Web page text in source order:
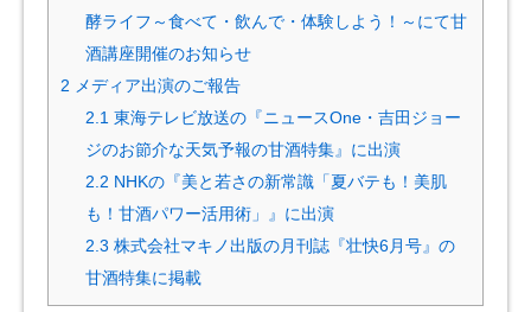
酵ライフ～食べて・飲んで・体験しよう！～にて甘
酒講座開催のお知らせ
2 メディア出演のご報告
2.1 東海テレビ放送の『ニュースOne・吉田ジョー
ジのお節介な天気予報の甘酒特集』に出演
2.2 NHKの『美と若さの新常識「夏バテも！美肌
も！甘酒パワー活用術」』に出演
2.3 株式会社マキノ出版の月刊誌『壮快6月号』の
甘酒特集に掲載